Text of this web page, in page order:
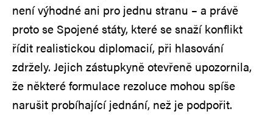
není výhodné ani pro jednu stranu – a právě
proto se Spojené státy, které se snaží konflikt
řídit realistickou diplomacií, při hlasování
zdržely. Jejich zástupkyně otevřeně upozornila,
že některé formulace rezoluce mohou spíše
narušit probíhající jednání, než je podpořit.